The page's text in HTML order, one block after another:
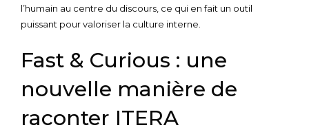
l’humain au centre du discours, ce qui en fait un outil
puissant pour valoriser la culture interne.
Fast & Curious : une
nouvelle manière de
raconter ITERA